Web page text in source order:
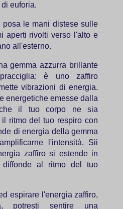
euforia.
le mani distese sulle
aperti rivolti verso l'alto e
all'esterno.
gemma azzurra brillante
è uno zaffiro
vibrazioni di energia.
energetiche emesse dalla
che il tuo corpo ne sia
ritmo del tuo respiro con
di energia della gemma
l'intensità. Sii
zaffiro si estende in
al ritmo del tuo
espirare l'energia zaffiro,
potresti sentire una